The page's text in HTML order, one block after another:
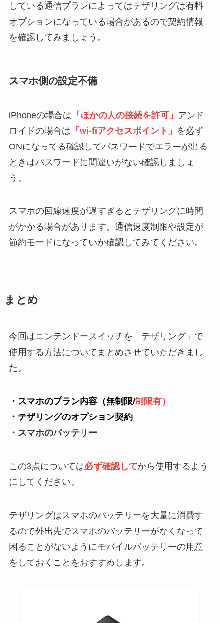
している通信プランによってはテザリングは有料
オプションになっている場合があるので契約情報
を確認してみましょう。
スマホ側の設定不備
iPhoneの場合は 「ほかの人の接続を許可」 アンド
ロイドの場合は 「wi-fiアクセスポイント」 を必ず
ONになってる確認してパスワードでエラーが出る
ときはパスワードに間違いがない確認しましょ
う。
スマホの回線速度が遅すぎるとテザリングに時間
がかかる場合があります。通信速度制限や設定が
節約モードになっていか確認してみてください。
まとめ
今回はニンテンドースイッチを「テザリング」で
使用する方法についてまとめさせていただきまし
た。
・スマホのプラン内容（無制限/制限有）
・テザリングのオプション契約
・スマホのバッテリー
この3点については必ず確認してから使用するよう
にしてください。
テザリングはスマホのバッテリーを大量に消費す
るので外出先でスマホのバッテリーがなくなって
困ることがないようにモバイルバッテリーの用意
をしておくことをおすすめします。